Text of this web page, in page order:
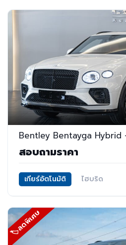
Bentley Bentayga Hybrid
สอบถามราคา
เกียร์อัตโนมัติ ไฮบริด
🏷ลดพิเศษ